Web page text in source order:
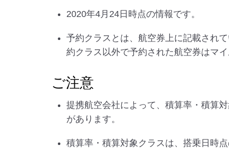
2020年4月24日時点の情報です。
予約クラスとは、航空券上に記載され
約クラス以外で予約された航空券はマイ
ご注意
提携航空会社によって、積算率・積算
があります。
積算率・積算対象クラスは、搭乗日時